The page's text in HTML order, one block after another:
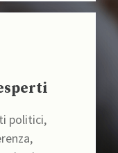
politici,